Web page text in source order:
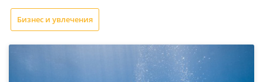
Бизнес и увлечения